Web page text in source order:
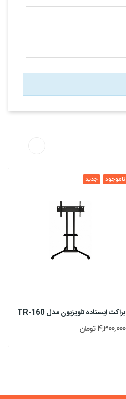
جدید ناموجود
براکت ایستاده تلویزیون مدل TR-160
4,300,000 تومان